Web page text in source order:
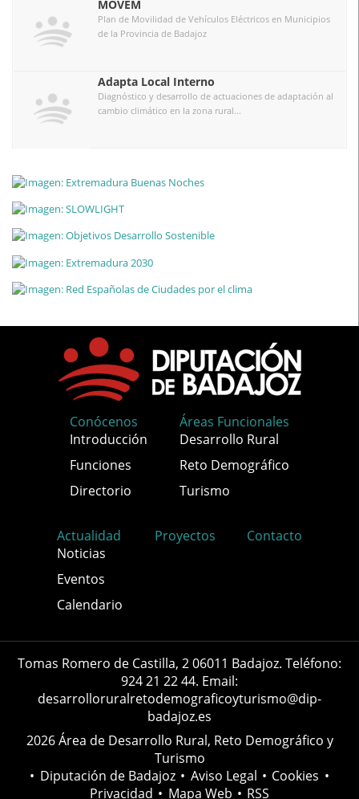
MOVEM
Plan de Movilidad de Vehículos Eléctricos en Municipios
de la Provincia de Badajoz
Adapta Local Interno
Diagnóstico y desarrollo de actuaciones de adaptación al
cambio climático en la zona rural...
Conócenos
Introducción
Funciones
Directorio
Áreas Funcionales
Desarrollo Rural
Reto Demográfico
Turismo
Actualidad
Noticias
Eventos
Calendario
Proyectos Contacto
Tomas Romero de Castilla, 2 06011 Badajoz. Teléfono:
924 21 22 44. Email:
desarrolloruralretodemograficoyturismo@dip-
badajoz.es
2026 Área de Desarrollo Rural, Reto Demográfico y
Turismo
• Diputación de Badajoz • Aviso Legal • Cookies •
Privacidad • Mapa Web • RSS